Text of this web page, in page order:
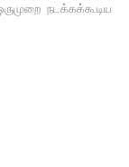
நடக்கக்கூடிய